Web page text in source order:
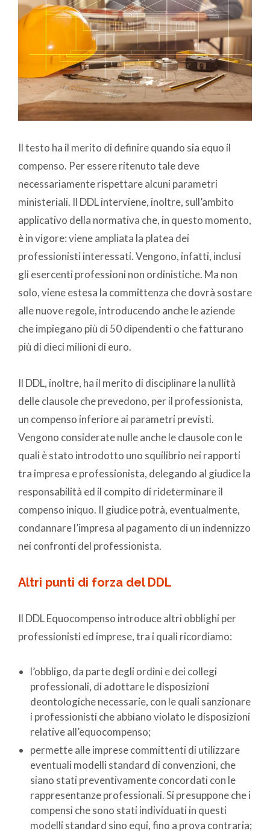
Il testo ha il merito di definire quando sia equo il
compenso. Per essere ritenuto tale deve
necessariamente rispettare alcuni parametri
ministeriali. Il DDL interviene, inoltre, sull’ambito
applicativo della normativa che, in questo momento,
è in vigore: viene ampliata la platea dei
professionisti interessati. Vengono, infatti, inclusi
gli esercenti professioni non ordinistiche. Ma non
solo, viene estesa la committenza che dovrà sostare
alle nuove regole, introducendo anche le aziende
che impiegano più di 50 dipendenti o che fatturano
più di dieci milioni di euro.
Il DDL, inoltre, ha il merito di disciplinare la nullità
delle clausole che prevedono, per il professionista,
un compenso inferiore ai parametri previsti.
Vengono considerate nulle anche le clausole con le
quali è stato introdotto uno squilibrio nei rapporti
tra impresa e professionista, delegando al giudice la
responsabilità ed il compito di rideterminare il
compenso iniquo. Il giudice potrà, eventualmente,
condannare l’impresa al pagamento di un indennizzo
nei confronti del professionista.
Altri punti di forza del DDL
Il DDL Equocompenso introduce altri obblighi per
professionisti ed imprese, tra i quali ricordiamo:
l’obbligo, da parte degli ordini e dei collegi
professionali, di adottare le disposizioni
deontologiche necessarie, con le quali sanzionare
i professionisti che abbiano violato le disposizioni
relative all’equocompenso;
permette alle imprese committenti di utilizzare
eventuali modelli standard di convenzioni, che
siano stati preventivamente concordati con le
rappresentanze professionali. Si presuppone che i
compensi che sono stati individuati in questi
modelli standard sino equi, fino a prova contraria;